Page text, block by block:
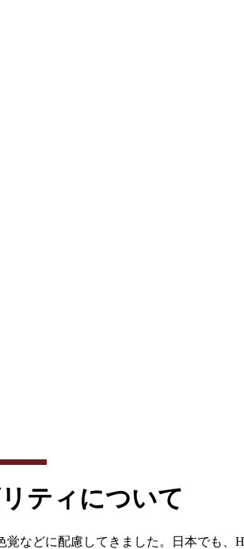
ティについて
などに配慮してきました。日本でも